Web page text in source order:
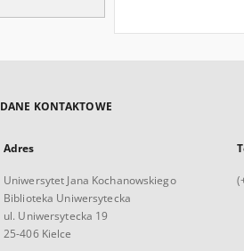
DANE KONTAKTOWE
Adres
Uniwersytet Jana Kochanowskiego
Biblioteka Uniwersytecka
ul. Uniwersytecka 19
25-406 Kielce